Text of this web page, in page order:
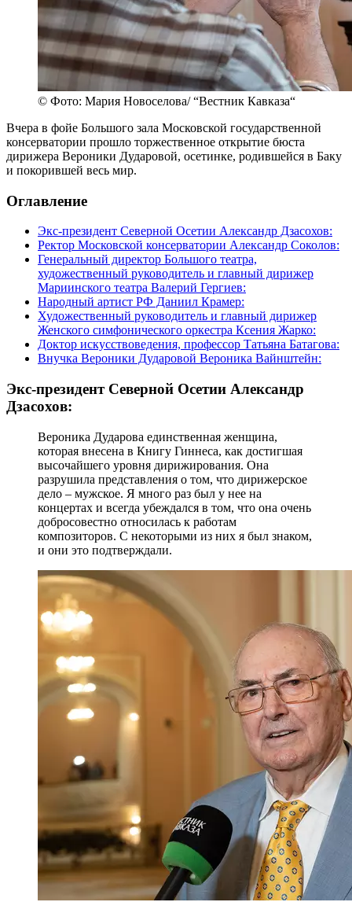
© Фото: Мария Новоселова/ “Вестник Кавказа“
Вчера в фойе Большого зала Московской государственной
консерватории прошло торжественное открытие бюста
дирижера Вероники Дударовой, осетинке, родившейся в Баку
и покорившей весь мир.
Оглавление
Экс-президент Северной Осетии Александр Дзасохов:
Ректор Московской консерватории Александр Соколов:
Генеральный директор Большого театра,
художественный руководитель и главный дирижер
Мариинского театра Валерий Гергиев:
Народный артист РФ Даниил Крамер:
Художественный руководитель и главный дирижер
Женского симфонического оркестра Ксения Жарко:
Доктор искусствоведения, профессор Татьяна Батагова:
Внучка Вероники Дударовой Вероника Вайнштейн:
Экс-президент Северной Осетии Александр
Дзасохов:
Вероника Дударова единственная женщина,
которая внесена в Книгу Гиннеса, как достигшая
высочайшего уровня дирижирования. Она
разрушила представления о том, что дирижерское
дело – мужское. Я много раз был у нее на
концертах и всегда убеждался в том, что она очень
добросовестно относилась к работам
композиторов. С некоторыми из них я был знаком,
и они это подтверждали.